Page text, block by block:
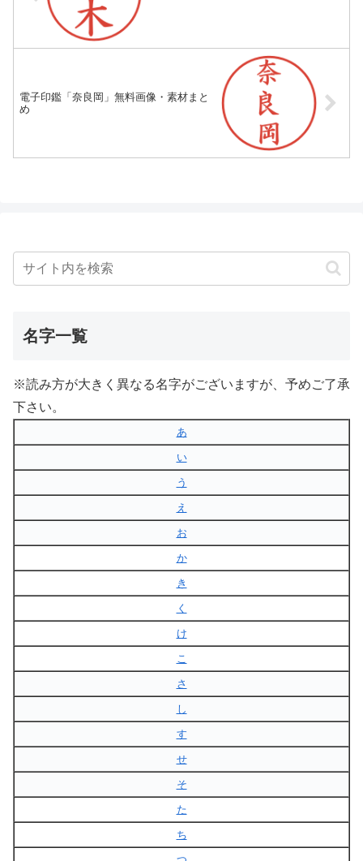
電子印鑑「奈良岡」無料画像・素材まと
め
名字一覧
※読み方が大きく異なる名字がございますが、予めご了承
下さい。
あ
い
う
え
お
か
き
く
け
こ
さ
し
す
せ
そ
た
ち